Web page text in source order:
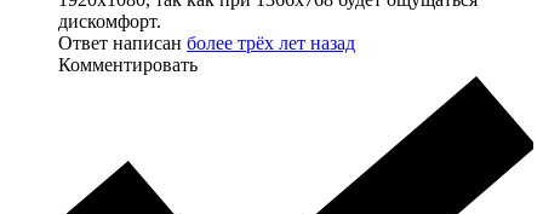
дискомфорт.
Ответ написан более трёх лет назад
Комментировать